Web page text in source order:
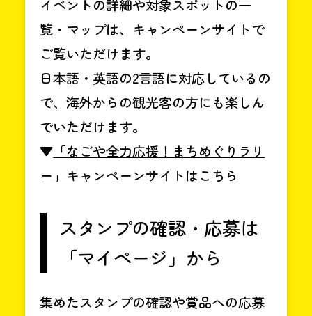
イベントの詳細や対象スポットの一
覧・マップは、キャンペーンサイトで
ご覧いただけます。
日本語・英語の2言語に対応しているの
で、海外からの観光客の方にも楽しん
でいただけます。
▼ 「なごや全力応援！まちめぐりラリ
ー」キャンペーンサイトはこちら
スタンプの確認・応募は
「マイページ」から
集めたスタンプの確認や賞品への応募